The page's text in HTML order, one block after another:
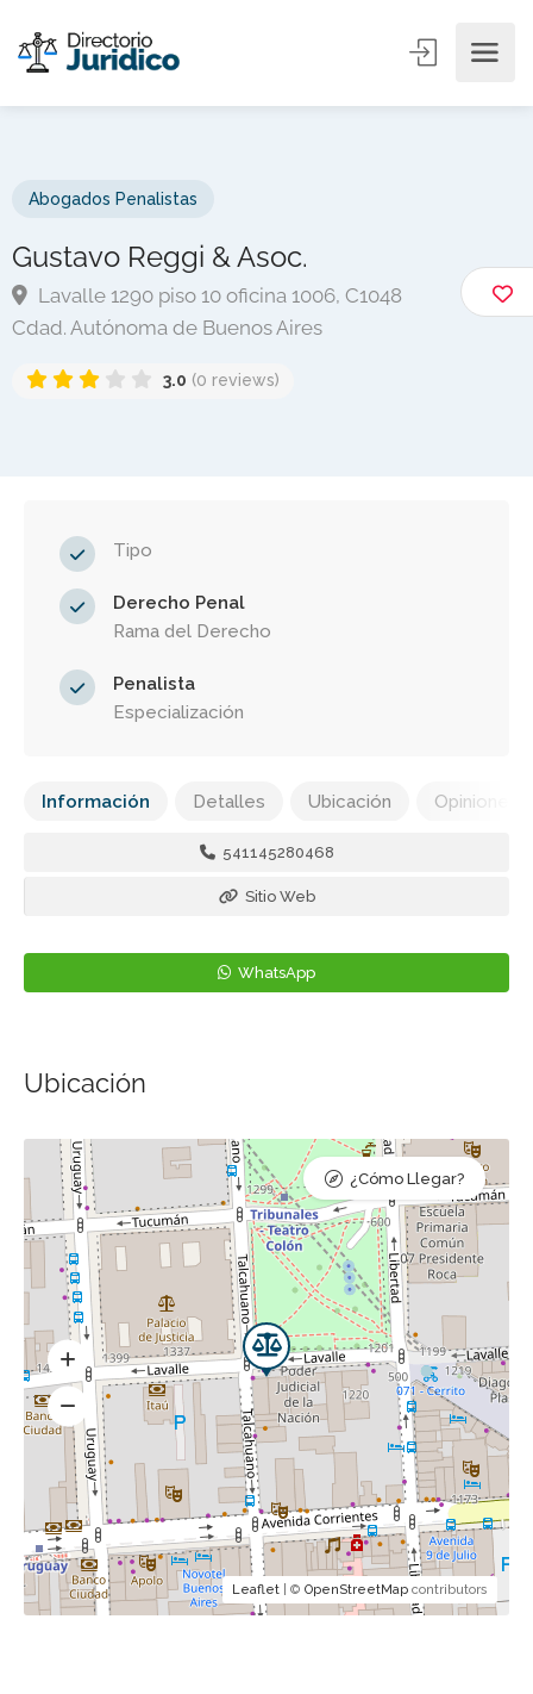
Abogados Penalistas
Gustavo Reggi & Asoc.
Lavalle 1290 piso 10 oficina 1006, C1048
Cdad. Autónoma de Buenos Aires
3.0 (0 reviews)
Tipo
Derecho Penal
Rama del Derecho
Penalista
Especialización
Información Detalles Ubicación Opiniones
541145280468
Sitio Web
WhatsApp
Ubicación
Leaflet | © OpenStreetMap contributors
¿Cómo Llegar?